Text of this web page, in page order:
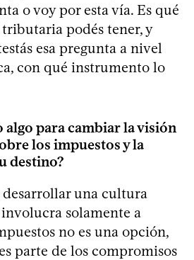
o voy por esta vía. Es qué
podés tener, y
esa pregunta a nivel
con qué instrumento lo
algo para cambiar la visión
los impuestos y la
destino?
una cultura
solamente a
no es una opción,
parte de los compromisos